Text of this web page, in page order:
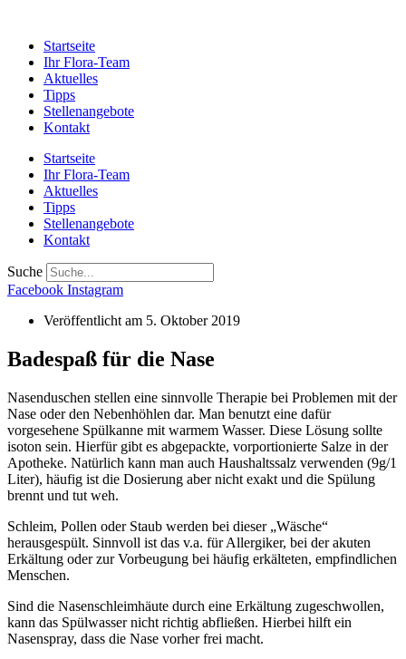
Startseite
Ihr Flora-Team
Aktuelles
Tipps
Stellenangebote
Kontakt
Startseite
Ihr Flora-Team
Aktuelles
Tipps
Stellenangebote
Kontakt
Suche
Facebook Instagram
Veröffentlicht am 5. Oktober 2019
Badespaß für die Nase
Nasenduschen stellen eine sinnvolle Therapie bei Problemen mit der
Nase oder den Nebenhöhlen dar. Man benutzt eine dafür
vorgesehene Spülkanne mit warmem Wasser. Diese Lösung sollte
isoton sein. Hierfür gibt es abgepackte, vorportionierte Salze in der
Apotheke. Natürlich kann man auch Haushaltssalz verwenden (9g/1
Liter), häufig ist die Dosierung aber nicht exakt und die Spülung
brennt und tut weh.
Schleim, Pollen oder Staub werden bei dieser „Wäsche“
herausgespült. Sinnvoll ist das v.a. für Allergiker, bei der akuten
Erkältung oder zur Vorbeugung bei häufig erkälteten, empfindlichen
Menschen.
Sind die Nasenschleimhäute durch eine Erkältung zugeschwollen,
kann das Spülwasser nicht richtig abfließen. Hierbei hilft ein
Nasenspray, dass die Nase vorher frei macht.